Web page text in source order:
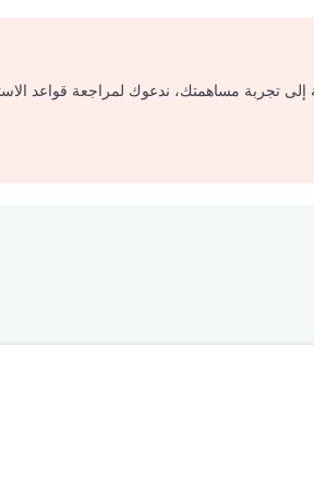
إلى تجربة مساهمتك، ندعوك لمراجعة قواعد